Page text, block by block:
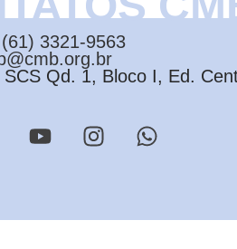
3321-9563
SCS Qd. 1, Bloco I, Ed.